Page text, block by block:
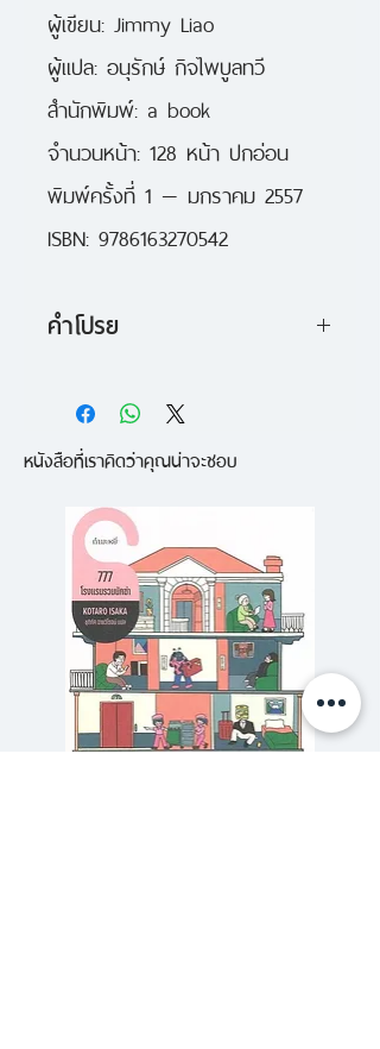
ผู้เขียน: Jimmy Liao
ผู้แปล: อนุรักษ์ กิจไพบูลทวี
สำนักพิมพ์: a book
จำนวนหน้า: 128 หน้า ปกอ่อน
พิมพ์ครั้งที่ 1 — มกราคม 2557
ISBN: 9786163270542
คำโปรย
ที่เดินออกจากบ้านลงไปในสถานี
รถไฟใต้ดิน
ผ่านสถานที่ต่างๆ มากมาย
แล้วได้พบโลกอีกใบที่สัมผัสได้
โดยไม่ต้องใช้สายตา
หนังสือที่เราคิดว่าคุณน่าจะชอบ